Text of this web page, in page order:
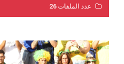
عدد الملفات 26